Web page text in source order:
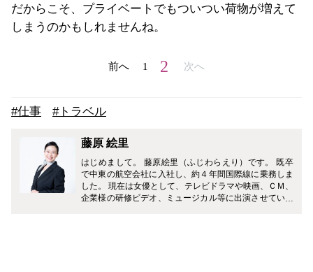
だからこそ、プライベートでもついつい荷物が増えて
しまうのかもしれませんね。
前へ 1 2 次へ
#仕事 #トラベル
藤原 絵里
はじめまして。 藤原絵里（ふじわらえり）です。 既卒
で中東の航空会社に入社し、約４年間国際線に乗務しま
した。 現在は女優として、テレビドラマや映画、ＣＭ、
企業様の研修ビデオ、ミュージカル等に出演させていた